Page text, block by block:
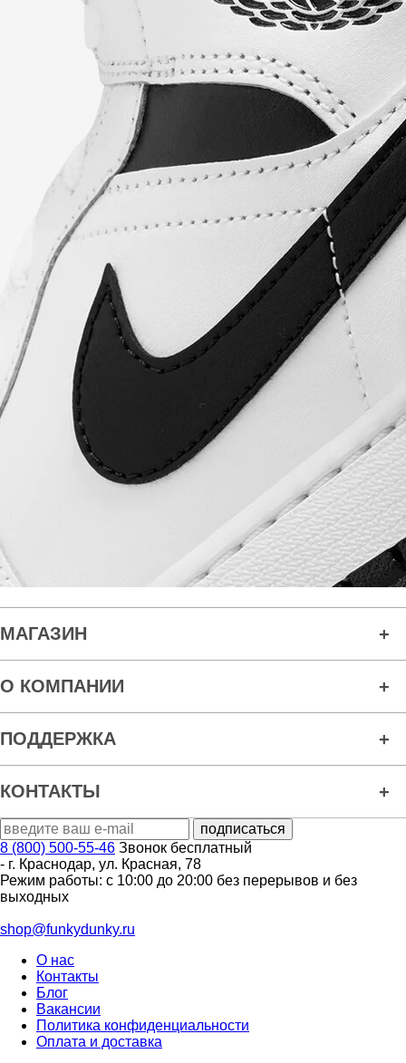
МАГАЗИН
О КОМПАНИИ
ПОДДЕРЖКА
КОНТАКТЫ
8 (800) 500-55-46 Звонок бесплатный
- г. Краснодар, ул. Красная, 78
Режим работы: с 10:00 до 20:00 без перерывов и без
выходных
shop@funkydunky.ru
О нас
Контакты
Блог
Вакансии
Политика конфиденциальности
Оплата и доставка